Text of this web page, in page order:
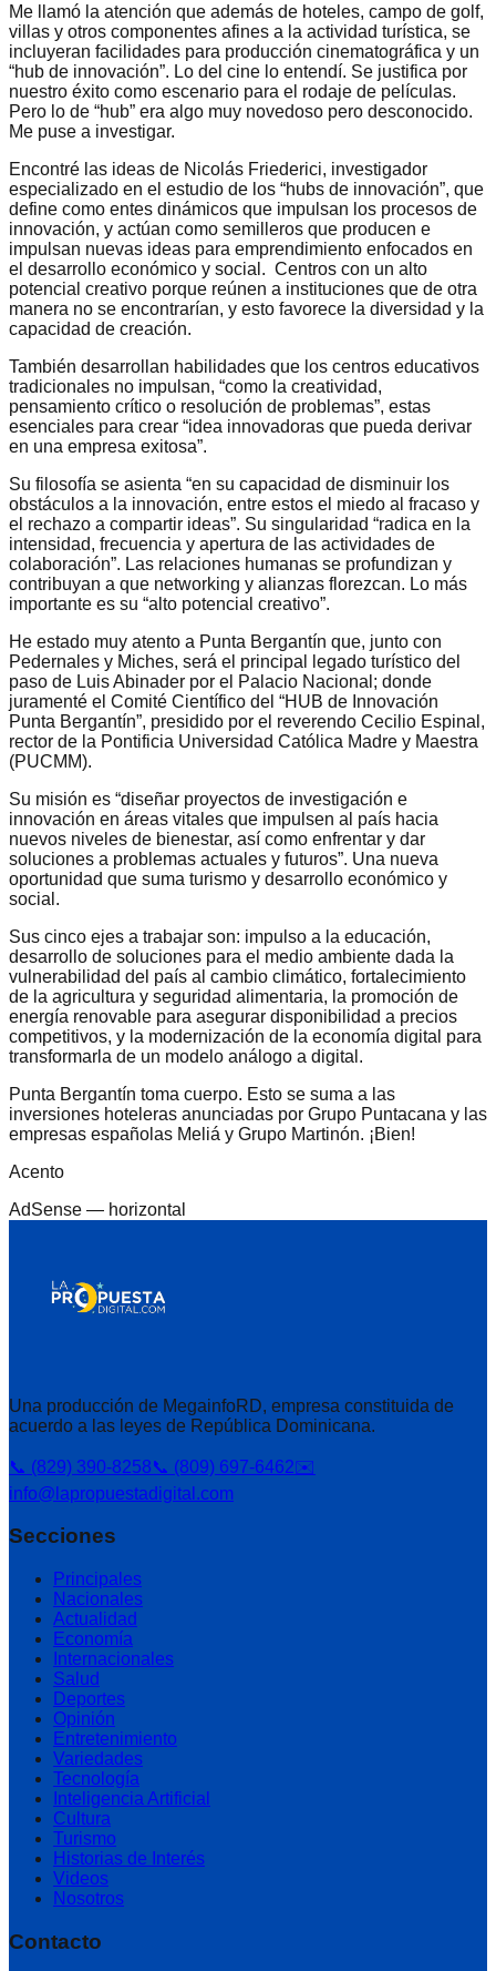
Me llamó la atención que además de hoteles, campo de golf,
villas y otros componentes afines a la actividad turística, se
incluyeran facilidades para producción cinematográfica y un
“hub de innovación”. Lo del cine lo entendí. Se justifica por
nuestro éxito como escenario para el rodaje de películas.
Pero lo de “hub” era algo muy novedoso pero desconocido.
Me puse a investigar.
Encontré las ideas de Nicolás Friederici, investigador
especializado en el estudio de los “hubs de innovación”, que
define como entes dinámicos que impulsan los procesos de
innovación, y actúan como semilleros que producen e
impulsan nuevas ideas para emprendimiento enfocados en
el desarrollo económico y social. Centros con un alto
potencial creativo porque reúnen a instituciones que de otra
manera no se encontrarían, y esto favorece la diversidad y la
capacidad de creación.
También desarrollan habilidades que los centros educativos
tradicionales no impulsan, “como la creatividad,
pensamiento crítico o resolución de problemas”, estas
esenciales para crear “idea innovadoras que pueda derivar
en una empresa exitosa”.
Su filosofía se asienta “en su capacidad de disminuir los
obstáculos a la innovación, entre estos el miedo al fracaso y
el rechazo a compartir ideas”. Su singularidad “radica en la
intensidad, frecuencia y apertura de las actividades de
colaboración”. Las relaciones humanas se profundizan y
contribuyan a que networking y alianzas florezcan. Lo más
importante es su “alto potencial creativo”.
He estado muy atento a Punta Bergantín que, junto con
Pedernales y Miches, será el principal legado turístico del
paso de Luis Abinader por el Palacio Nacional; donde
juramenté el Comité Científico del “HUB de Innovación
Punta Bergantín”, presidido por el reverendo Cecilio Espinal,
rector de la Pontificia Universidad Católica Madre y Maestra
(PUCMM).
Su misión es “diseñar proyectos de investigación e
innovación en áreas vitales que impulsen al país hacia
nuevos niveles de bienestar, así como enfrentar y dar
soluciones a problemas actuales y futuros”. Una nueva
oportunidad que suma turismo y desarrollo económico y
social.
Sus cinco ejes a trabajar son: impulso a la educación,
desarrollo de soluciones para el medio ambiente dada la
vulnerabilidad del país al cambio climático, fortalecimiento
de la agricultura y seguridad alimentaria, la promoción de
energía renovable para asegurar disponibilidad a precios
competitivos, y la modernización de la economía digital para
transformarla de un modelo análogo a digital.
Punta Bergantín toma cuerpo. Esto se suma a las
inversiones hoteleras anunciadas por Grupo Puntacana y las
empresas españolas Meliá y Grupo Martinón. ¡Bien!
Acento
AdSense — horizontal
Una producción de MegainfoRD, empresa constituida de
acuerdo a las leyes de República Dominicana.
📞 (829) 390-8258📞 (809) 697-6462✉️
info@lapropuestadigital.com
Secciones
Principales
Nacionales
Actualidad
Economía
Internacionales
Salud
Deportes
Opinión
Entretenimiento
Variedades
Tecnología
Inteligencia Artificial
Cultura
Turismo
Historias de Interés
Videos
Nosotros
Contacto